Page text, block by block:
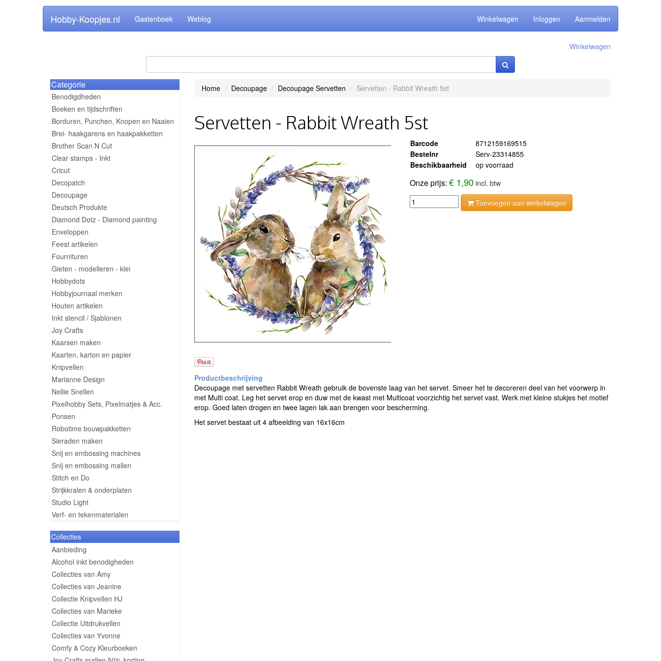
Hobby-Koopjes.nl Gastenboek Weblog Winkelwagen Inloggen Aanmelden
Winkelwagen
Categorie
Benodigdheden
Boeken en tijdschriften
Borduren, Punchen, Knopen en Naaien
Brei- haakgarens en haakpakketten
Brother Scan N Cut
Clear stamps - Inkt
Cricut
Decopatch
Decoupage
Deutsch Produkte
Diamond Dotz - Diamond painting
Enveloppen
Feest artikelen
Fournituren
Gieten - modelleren - klei
Hobbydots
Hobbyjournaal merken
Houten artikelen
Inkt stencil / Sjablonen
Joy Crafts
Kaarsen maken
Kaarten, karton en papier
Knipvellen
Marianne Design
Nellie Snellen
Pixelhobby Sets, Pixelmatjes & Acc.
Ponsen
Robotime bouwpakketten
Sieraden maken
Snij en embossing machines
Snij en embossing mallen
Stitch en Do
Strijkkralen & onderplaten
Studio Light
Verf- en tekenmaterialen
Collecties
Aanbieding
Alcohol inkt benodigheden
Collecties van Amy
Collecties van Jeanine
Collectie Knipvellen HJ
Collecties van Marieke
Collectie Uitdrukvellen
Collecties van Yvonne
Comfy & Cozy Kleurboeken
Home Decoupage Decoupage Servetten Servetten - Rabbit Wreath 5st
Servetten - Rabbit Wreath 5st
Barcode
8712159169515
Bestelnr
Serv-23314855
Beschikbaarheid
op voorraad
Onze prijs:€ 1,90 incl. btw
Toevoegen aan winkelwagen
Decoupage met servetten Rabbit Wreath gebruik de bovenste laag van het servet. Smeer het te decoreren deel van het voorwerp in
met Multi coat. Leg het servet erop en duw met de kwast met Multicoat voorzichtig het servet vast. Werk met kleine stukjes het motief
erop. Goed laten drogen en twee lagen lak aan brengen voor bescherming.
Het servet bestaat uit 4 afbeelding van 16x16cm